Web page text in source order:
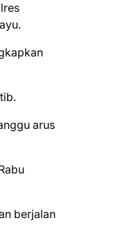
arus
berjalan